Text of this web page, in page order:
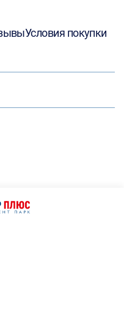
Условия покупки